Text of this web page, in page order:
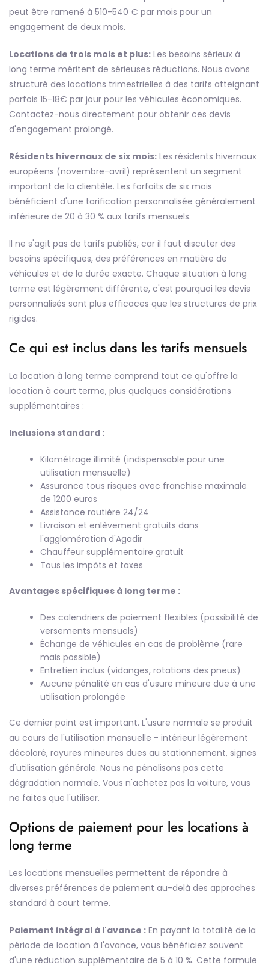
peut être ramené à 510-540 € par mois pour un
engagement de deux mois.
Locations de trois mois et plus: Les besoins sérieux à
long terme méritent de sérieuses réductions. Nous avons
structuré des locations trimestrielles à des tarifs atteignant
parfois 15-18€ par jour pour les véhicules économiques.
Contactez-nous directement pour obtenir ces devis
d'engagement prolongé.
Résidents hivernaux de six mois: Les résidents hivernaux
européens (novembre-avril) représentent un segment
important de la clientèle. Les forfaits de six mois
bénéficient d'une tarification personnalisée généralement
inférieure de 20 à 30 % aux tarifs mensuels.
Il ne s'agit pas de tarifs publiés, car il faut discuter des
besoins spécifiques, des préférences en matière de
véhicules et de la durée exacte. Chaque situation à long
terme est légèrement différente, c'est pourquoi les devis
personnalisés sont plus efficaces que les structures de prix
rigides.
Ce qui est inclus dans les tarifs mensuels
La location à long terme comprend tout ce qu'offre la
location à court terme, plus quelques considérations
supplémentaires :
Inclusions standard :
Kilométrage illimité (indispensable pour une
utilisation mensuelle)
Assurance tous risques avec franchise maximale
de 1200 euros
Assistance routière 24/24
Livraison et enlèvement gratuits dans
l'agglomération d'Agadir
Chauffeur supplémentaire gratuit
Tous les impôts et taxes
Avantages spécifiques à long terme :
Des calendriers de paiement flexibles (possibilité de
versements mensuels)
Échange de véhicules en cas de problème (rare
mais possible)
Entretien inclus (vidanges, rotations des pneus)
Aucune pénalité en cas d'usure mineure due à une
utilisation prolongée
Ce dernier point est important. L'usure normale se produit
au cours de l'utilisation mensuelle - intérieur légèrement
décoloré, rayures mineures dues au stationnement, signes
d'utilisation générale. Nous ne pénalisons pas cette
dégradation normale. Vous n'achetez pas la voiture, vous
ne faites que l'utiliser.
Options de paiement pour les locations à
long terme
Les locations mensuelles permettent de répondre à
diverses préférences de paiement au-delà des approches
standard à court terme.
Paiement intégral à l'avance : En payant la totalité de la
période de location à l'avance, vous bénéficiez souvent
d'une réduction supplémentaire de 5 à 10 %. Cette formule